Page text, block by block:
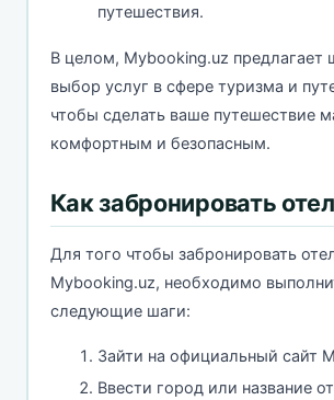
путешествия.
В целом, Mybooking.uz предлагает
выбор услуг в сфере туризма и
чтобы сделать ваше путешествие
комфортным и безопасным.
Как забронировать
Для того чтобы забронировать
Mybooking.uz, необходимо
следующие шаги:
Зайти на официальный сайт
Ввести город или название